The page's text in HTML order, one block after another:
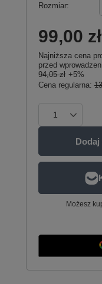
Rozmiar
99,00 zł
Najniższa cena
przed
94,05 zł +5%
Cena regularna:
Dodaj
Możesz